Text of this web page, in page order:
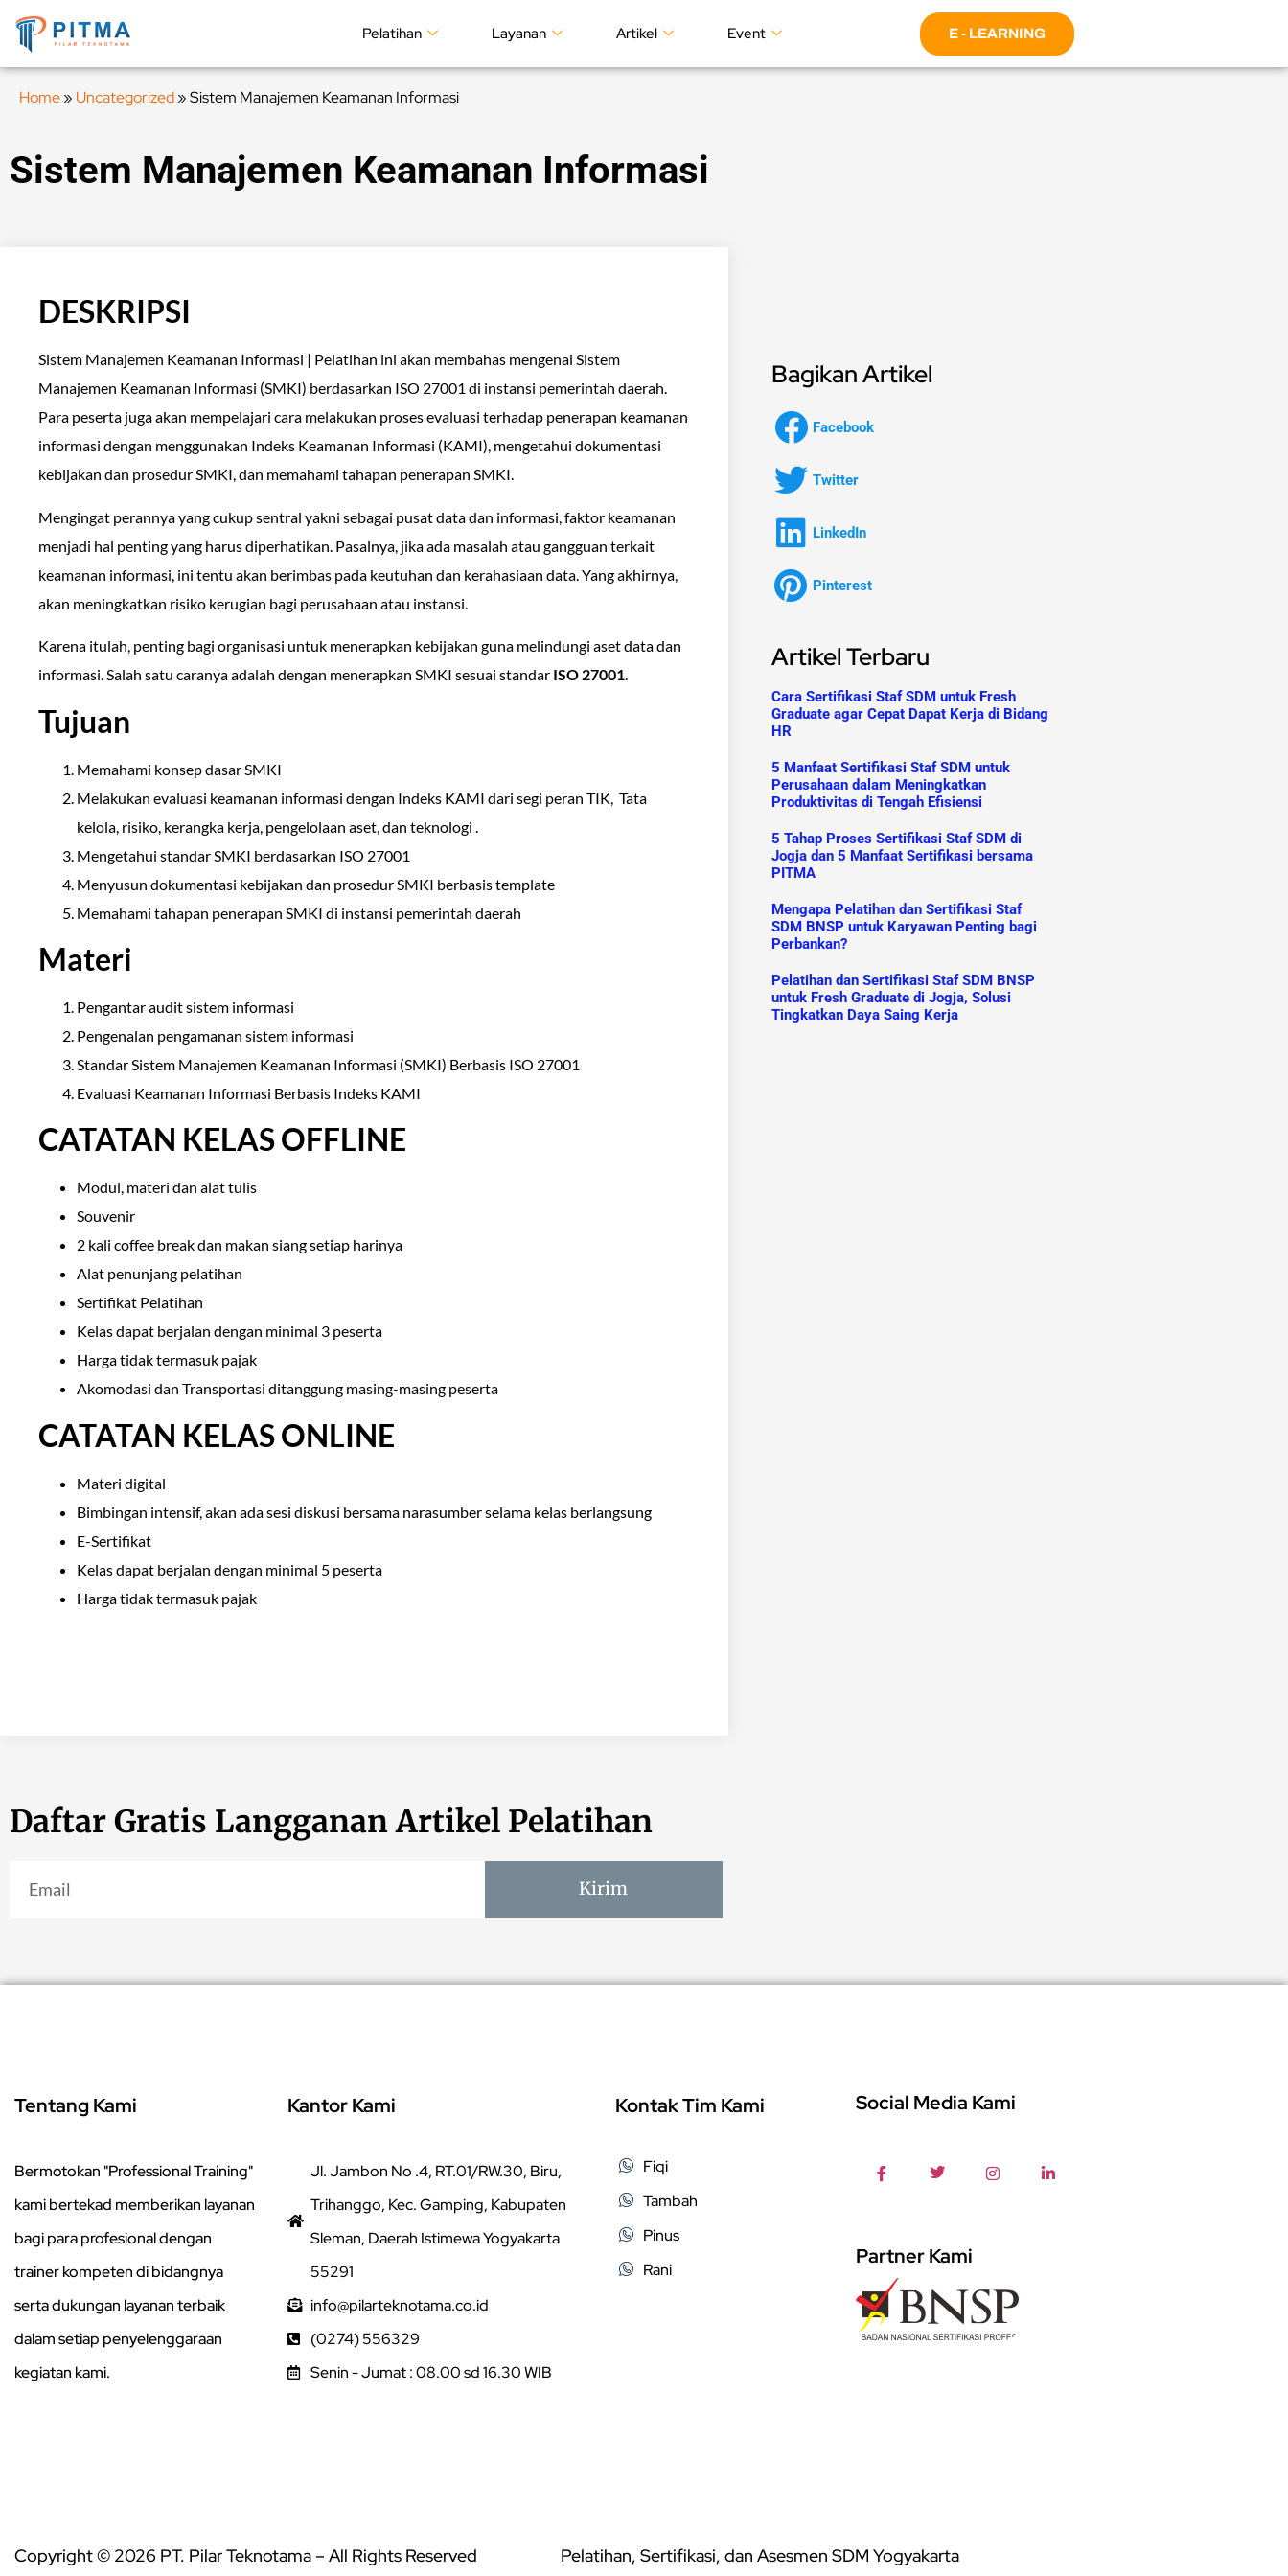
Pelatihan Layanan Artikel Event E - LEARNING
Home» Uncategorized»Sistem Manajemen Keamanan Informasi
Sistem Manajemen Keamanan Informasi
DESKRIPSI
Sistem Manajemen Keamanan Informasi | Pelatihan ini akan membahas mengenai Sistem
Manajemen Keamanan Informasi (SMKI) berdasarkan ISO 27001 di instansi pemerintah daerah.
Para peserta juga akan mempelajari cara melakukan proses evaluasi terhadap penerapan keamanan
informasi dengan menggunakan Indeks Keamanan Informasi (KAMI), mengetahui dokumentasi
kebijakan dan prosedur SMKI, dan memahami tahapan penerapan SMKI.
Mengingat perannya yang cukup sentral yakni sebagai pusat data dan informasi, faktor keamanan
menjadi hal penting yang harus diperhatikan. Pasalnya, jika ada masalah atau gangguan terkait
keamanan informasi, ini tentu akan berimbas pada keutuhan dan kerahasiaan data. Yang akhirnya,
akan meningkatkan risiko kerugian bagi perusahaan atau instansi.
Karena itulah, penting bagi organisasi untuk menerapkan kebijakan guna melindungi aset data dan
informasi. Salah satu caranya adalah dengan menerapkan SMKI sesuai standar ISO 27001.
Tujuan
Memahami konsep dasar SMKI
Melakukan evaluasi keamanan informasi dengan Indeks KAMI dari segi peran TIK, Tata
kelola, risiko, kerangka kerja, pengelolaan aset, dan teknologi .
Mengetahui standar SMKI berdasarkan ISO 27001
Menyusun dokumentasi kebijakan dan prosedur SMKI berbasis template
Memahami tahapan penerapan SMKI di instansi pemerintah daerah
Materi
Pengantar audit sistem informasi
Pengenalan pengamanan sistem informasi
Standar Sistem Manajemen Keamanan Informasi (SMKI) Berbasis ISO 27001
Evaluasi Keamanan Informasi Berbasis Indeks KAMI
CATATAN KELAS OFFLINE
Modul, materi dan alat tulis
Souvenir
2 kali coffee break dan makan siang setiap harinya
Alat penunjang pelatihan
Sertifikat Pelatihan
Kelas dapat berjalan dengan minimal 3 peserta
Harga tidak termasuk pajak
Akomodasi dan Transportasi ditanggung masing-masing peserta
CATATAN KELAS ONLINE
Materi digital
Bimbingan intensif, akan ada sesi diskusi bersama narasumber selama kelas berlangsung
E-Sertifikat
Kelas dapat berjalan dengan minimal 5 peserta
Harga tidak termasuk pajak
Bagikan Artikel
Facebook
Twitter
LinkedIn
Pinterest
Artikel Terbaru
Cara Sertifikasi Staf SDM untuk Fresh
Graduate agar Cepat Dapat Kerja di Bidang
HR
5 Manfaat Sertifikasi Staf SDM untuk
Perusahaan dalam Meningkatkan
Produktivitas di Tengah Efisiensi
5 Tahap Proses Sertifikasi Staf SDM di
Jogja dan 5 Manfaat Sertifikasi bersama
PITMA
Mengapa Pelatihan dan Sertifikasi Staf
SDM BNSP untuk Karyawan Penting bagi
Perbankan?
Pelatihan dan Sertifikasi Staf SDM BNSP
untuk Fresh Graduate di Jogja, Solusi
Tingkatkan Daya Saing Kerja
Daftar Gratis Langganan Artikel Pelatihan
Kirim
Tentang Kami
Bermotokan "Professional Training"
kami bertekad memberikan layanan
bagi para profesional dengan
trainer kompeten di bidangnya
serta dukungan layanan terbaik
dalam setiap penyelenggaraan
kegiatan kami.
Kantor Kami
Jl. Jambon No .4, RT.01/RW.30, Biru,
Trihanggo, Kec. Gamping, Kabupaten
Sleman, Daerah Istimewa Yogyakarta
55291
info@pilarteknotama.co.id
(0274) 556329
Senin - Jumat : 08.00 sd 16.30 WIB
Kontak Tim Kami
Fiqi
Tambah
Pinus
Rani
Social Media Kami
Partner Kami
Copyright © 2026 PT. Pilar Teknotama – All Rights Reserved Pelatihan, Sertifikasi, dan Asesmen SDM Yogyakarta